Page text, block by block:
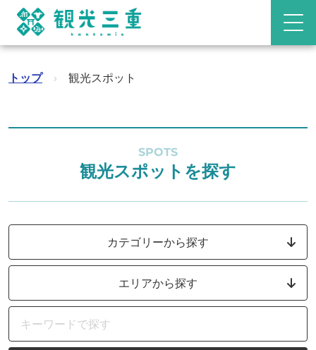
トップ › 観光スポット
SPOTS
観光スポットを探す
カテゴリーから探す
エリアから探す